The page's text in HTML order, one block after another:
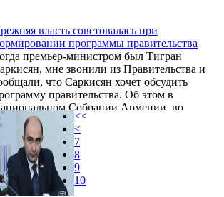
власть советовалась при
программы правительства
премьер-министром был Тигран
мне звонили из Правительства и
что Саркисян хочет обсудить
правительства. Об этом в
Собрании Армении, во
беседы с журналистами 14 февраля
руководитель парламентской
«Светлая Армения» Эдмон
<<
<
7
8
9
10